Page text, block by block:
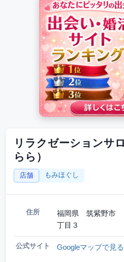
リラクゼーションサ
らら）
店舗 もみほぐし
住所
福岡県 筑紫野市
丁目３
公式サイト Googleマップで見る